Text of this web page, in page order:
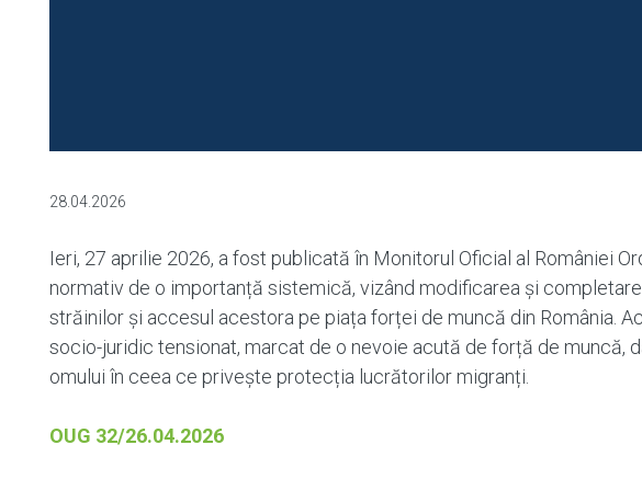
28.04.2026
Ieri, 27 aprilie 2026, a fost publicată în Monitorul Oficial al României
normativ de o importanță sistemică, vizând modificarea și
străinilor și accesul acestora pe piața forței de muncă din România.
socio-juridic tensionat, marcat de o nevoie acută de forță de muncă,
omului în ceea ce privește protecția lucrătorilor migranți.
OUG 32/26.04.2026